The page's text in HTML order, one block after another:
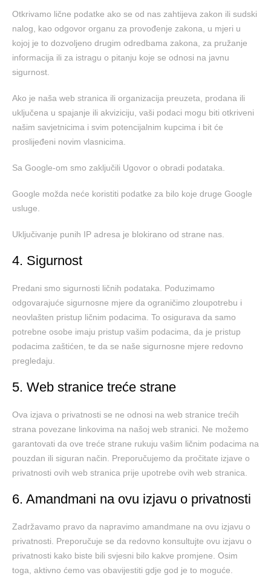
Otkrivamo lične podatke ako se od nas zahtijeva zakon ili sudski
nalog, kao odgovor organu za provođenje zakona, u mjeri u
kojoj je to dozvoljeno drugim odredbama zakona, za pružanje
informacija ili za istragu o pitanju koje se odnosi na javnu
sigurnost.
Ako je naša web stranica ili organizacija preuzeta, prodana ili
uključena u spajanje ili akviziciju, vaši podaci mogu biti otkriveni
našim savjetnicima i svim potencijalnim kupcima i bit će
proslijeđeni novim vlasnicima.
Sa Google-om smo zaključili Ugovor o obradi podataka.
Google možda neće koristiti podatke za bilo koje druge Google
usluge.
Uključivanje punih IP adresa je blokirano od strane nas.
4. Sigurnost
Predani smo sigurnosti ličnih podataka. Poduzimamo
odgovarajuće sigurnosne mjere da ograničimo zloupotrebu i
neovlašten pristup ličnim podacima. To osigurava da samo
potrebne osobe imaju pristup vašim podacima, da je pristup
podacima zaštićen, te da se naše sigurnosne mjere redovno
pregledaju.
5. Web stranice treće strane
Ova izjava o privatnosti se ne odnosi na web stranice trećih
strana povezane linkovima na našoj web stranici. Ne možemo
garantovati da ove treće strane rukuju vašim ličnim podacima na
pouzdan ili siguran način. Preporučujemo da pročitate izjave o
privatnosti ovih web stranica prije upotrebe ovih web stranica.
6. Amandmani na ovu izjavu o privatnosti
Zadržavamo pravo da napravimo amandmane na ovu izjavu o
privatnosti. Preporučuje se da redovno konsultujte ovu izjavu o
privatnosti kako biste bili svjesni bilo kakve promjene. Osim
toga, aktivno ćemo vas obavijestiti gdje god je to moguće.